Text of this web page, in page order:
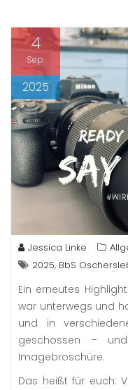
4
Sep.
2025
Jessica Linke
2025, BbS
Ein erneutes
war unterwegs und
und in
geschossen –
Imagebroschüre.
Das heißt für euch: